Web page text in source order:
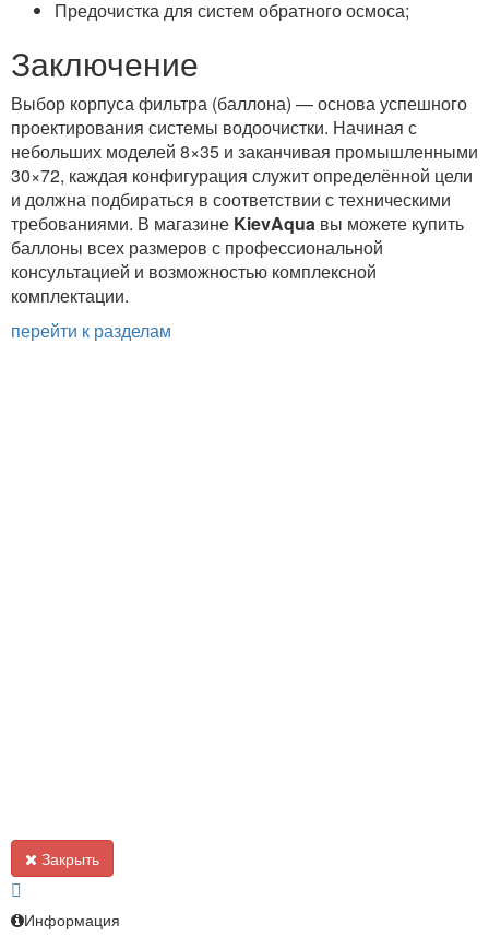
Предочистка для систем обратного осмоса;
Заключение
Выбор корпуса фильтра (баллона) — основа успешного
проектирования системы водоочистки. Начиная с
небольших моделей 8×35 и заканчивая промышленными
30×72, каждая конфигурация служит определённой цели
и должна подбираться в соответствии с техническими
требованиями. В магазине KievAqua вы можете купить
баллоны всех размеров с профессиональной
консультацией и возможностью комплексной
комплектации.
перейти к разделам
Закрыть
Информация